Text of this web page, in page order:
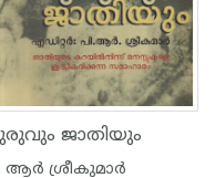
ജാതിയും
ആര്‍ ശ്രീകുമാര്‍